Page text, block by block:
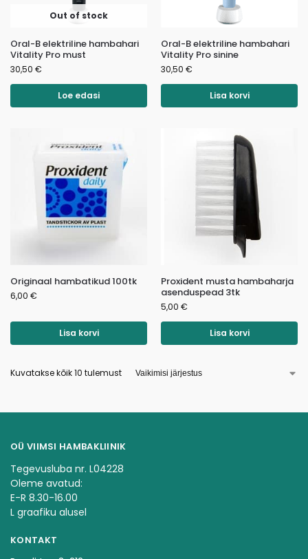
Out of stock
Oral-B elektriline hambahari
Vitality Pro must
30,50 €
Loe edasi
Oral-B elektriline hambahari
Vitality Pro sinine
30,50 €
Lisa korvi
Originaal hambatikud 100tk
6,00 €
Lisa korvi
Proxident musta hambaharja
asenduspead 3tk
5,00 €
Lisa korvi
Kuvatakse kõik 10 tulemust
OÜ VIIMSI HAMBAKLIINIK
Tegevusluba nr. L04228
Oleme avatud:
E-R 8.30-16.00
L graafiku alusel
KONTAKT